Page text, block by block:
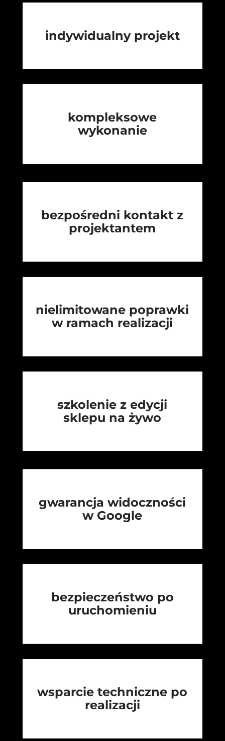
indywidualny projekt
kompleksowe
wykonanie
bezpośredni kontakt z
projektantem
nielimitowane poprawki
w ramach realizacji
szkolenie z edycji
sklepu na żywo
gwarancja widoczności
w Google
bezpieczeństwo po
uruchomieniu
wsparcie techniczne po
realizacji